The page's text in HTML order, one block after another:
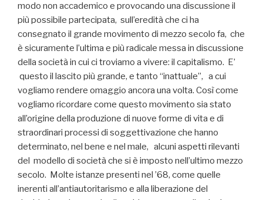
modo non accademico e provocando una discussione il
più possibile partecipata, sull’eredità che ci ha
consegnato il grande movimento di mezzo secolo fa, che
è sicuramente l’ultima e più radicale messa in discussione
della società in cui ci troviamo a vivere: il capitalismo. E’
questo il lascito più grande, e tanto “inattuale”, a cui
vogliamo rendere omaggio ancora una volta. Così come
vogliamo ricordare come questo movimento sia stato
all’origine della produzione di nuove forme di vita e di
straordinari processi di soggettivazione che hanno
determinato, nel bene e nel male, alcuni aspetti rilevanti
del modello di società che si è imposto nell’ultimo mezzo
secolo. Molte istanze presenti nel ’68, come quelle
inerenti all’antiautoritarismo e alla liberazione del